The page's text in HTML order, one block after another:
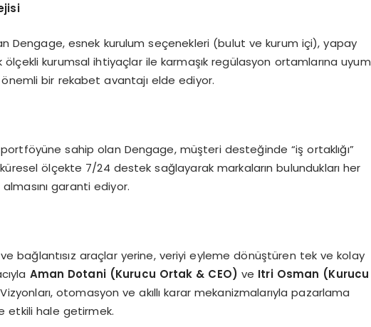
Dengage, esnek kurulum seçenekleri (bulut ve kurum içi), yapay
kurumsal ihtiyaçlar ile karmaşık regülasyon ortamlarına uyum
bir rekabet avantajı elde ediyor.
sahip olan Dengage, müşteri desteğinde “iş ortaklığı”
ölçekte 7/24 destek sağlayarak markaların bulundukları her
garanti ediyor.
bağlantısız araçlar yerine, veriyi eyleme dönüştüren tek ve kolay
Aman Dotani (Kurucu Ortak & CEO) ve Itri Osman (Kurucu
otomasyon ve akıllı karar mekanizmalarıyla pazarlama
etkili hale getirmek.